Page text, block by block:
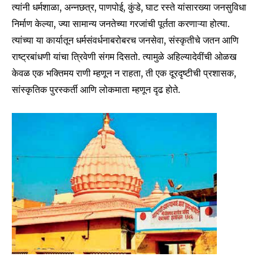
Join our community of
SUBSCRIBERS and be part of the
conversation.
or click the subscribe button below. Don't worry, we respect
your privacy and won't spam your inbox. Your information is
SUBSCRIBE
I've read and accept the Privacy Policy.
त्यांनी धर्मशाळा, अन्नछत्र, पाणपोई, कुंडे, घाट रस्ते यांसारख्या जनसुविधा
निर्माण केल्या, ज्या सामान्य जनतेच्या गरजांची पूर्तता करणाऱ्या होत्या.
त्यांच्या या कार्यातून धर्मसंवर्धनाबरोबरच जनसेवा, संस्कृतीचे जतन आणि
राष्ट्रबांधणी यांचा त्रिवेणी संगम दिसतो. त्यामुळे अहिल्यादेवींची ओळख
केवळ एक भक्तिमय राणी म्हणून न राहता, ती एक दूरदृष्टीची प्रशासक,
सांस्कृतिक पुरस्कर्ती आणि लोकमाता म्हणून दृढ होते.